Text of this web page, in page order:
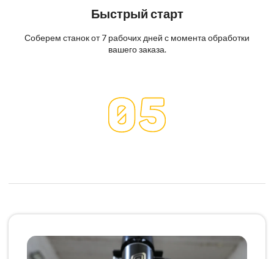
Быстрый старт
Соберем станок от 7 рабочих дней с момента обработки
вашего заказа.